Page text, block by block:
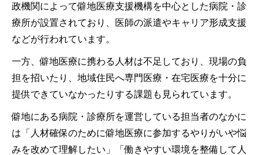
政機関によって僻地医療支援機構を中心とした病院・診
療所が設置されており、医師の派遣やキャリア形成支援
などが行われています。
一方、僻地医療に携わる人材は不足しており、現場の負
担を招いたり、地域住民へ専門医療・在宅医療を十分に
提供できていなかったりする課題も見られています。
僻地にある病院・診療所を運営している担当者のなかに
は「人材確保のために僻地医療に参加するやりがいや悩
みを改めて理解したい」「働きやすい環境を整備して人